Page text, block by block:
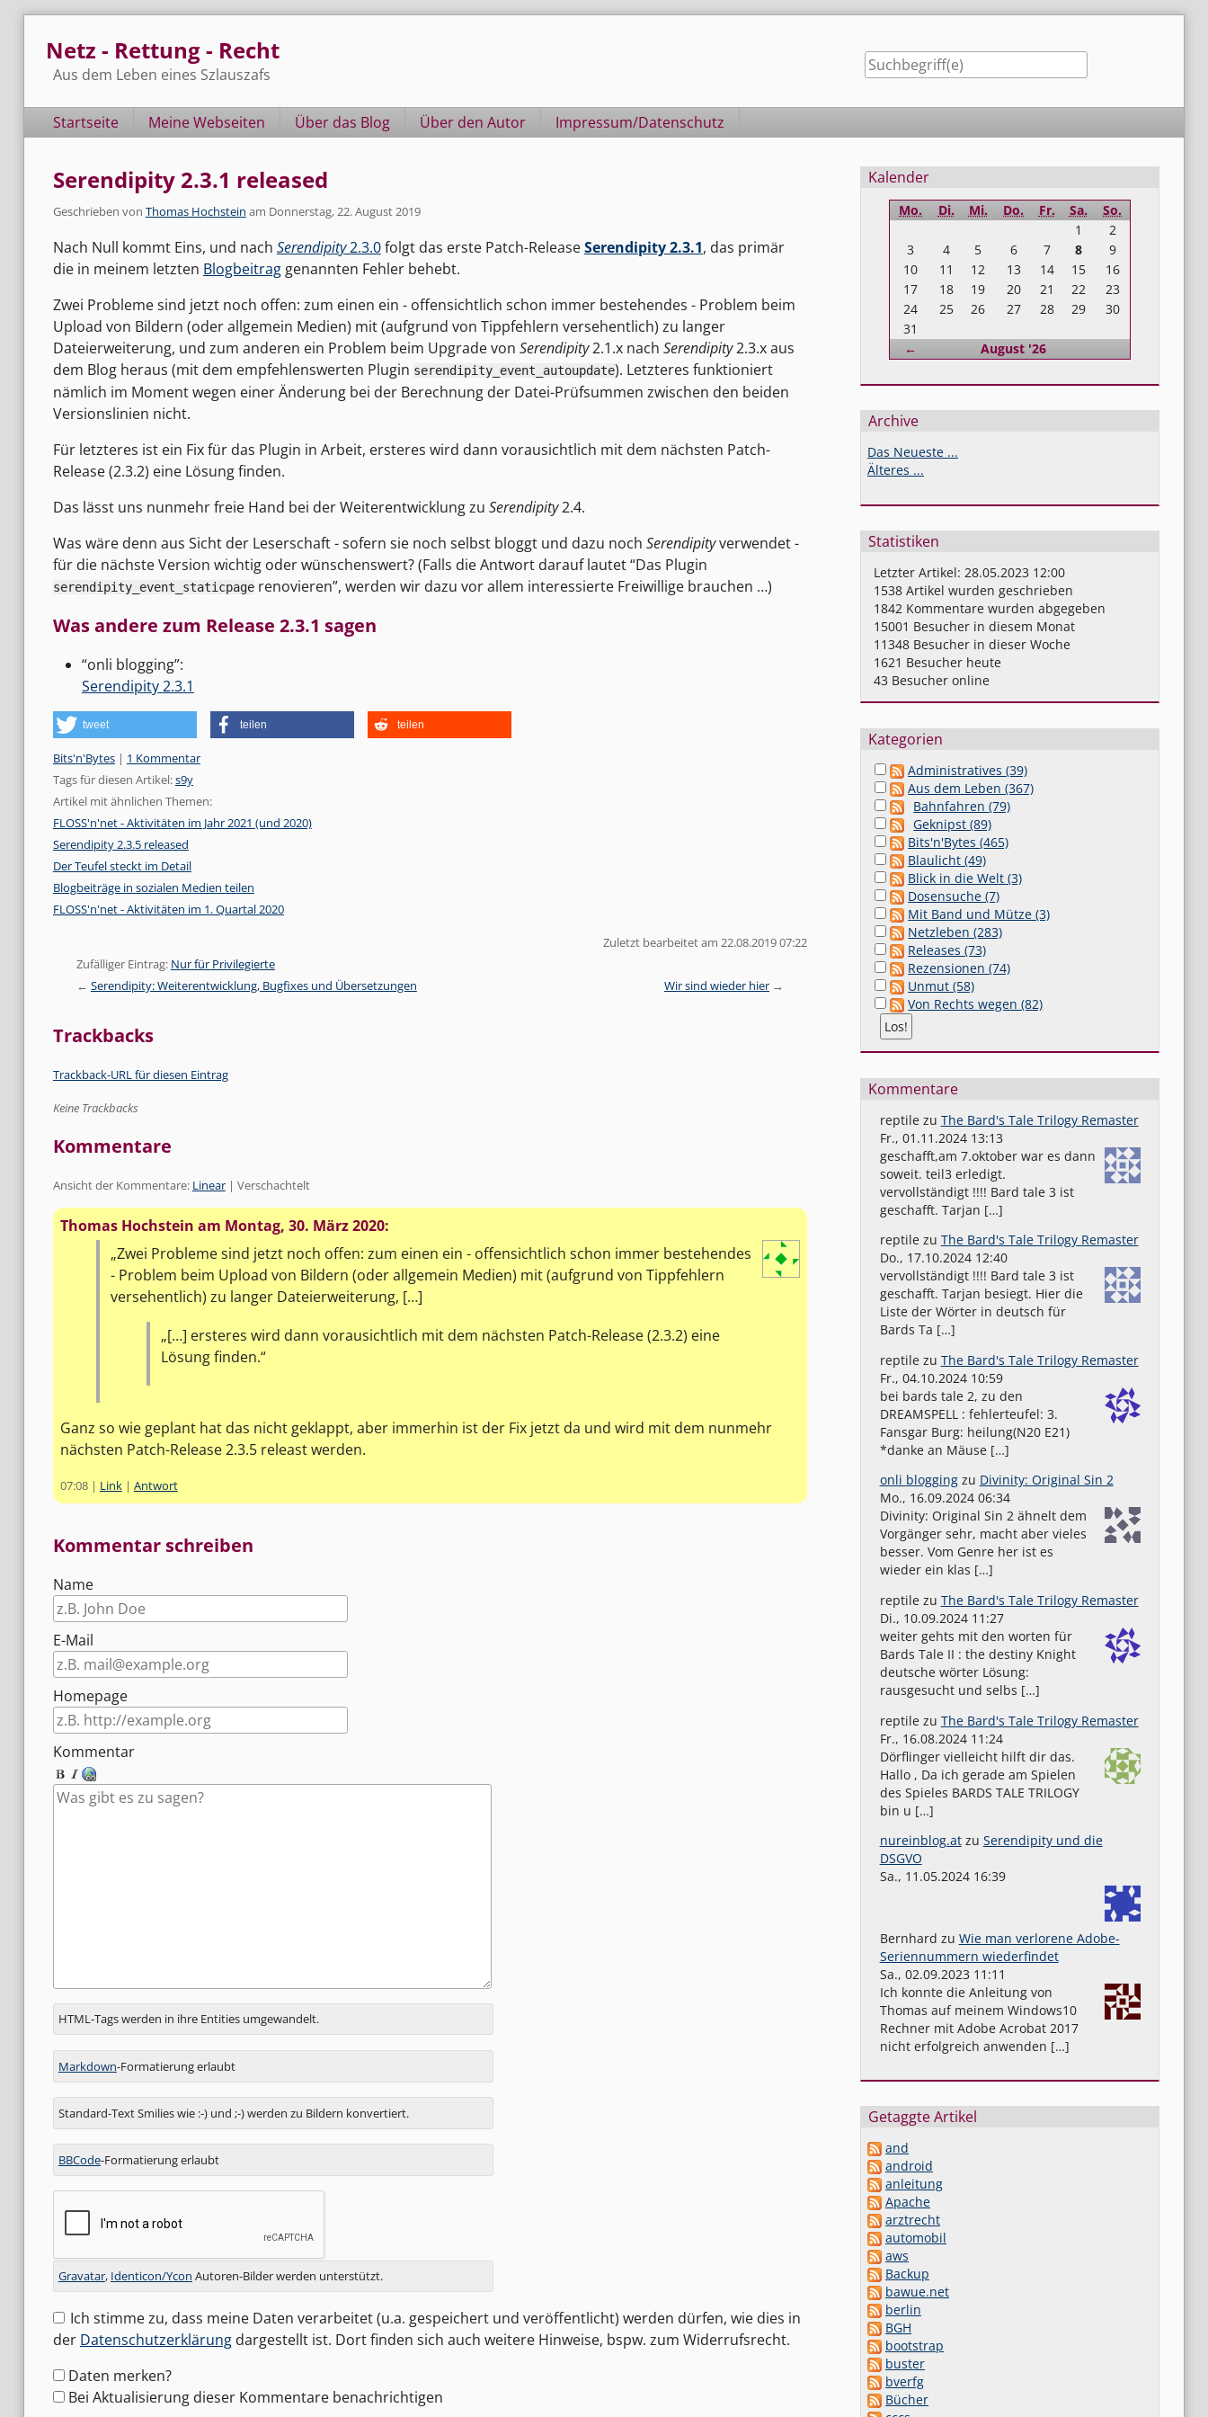
Netz - Rettung - Recht
Aus dem Leben eines Szlauszafs
Navigation
Startseite Meine Webseiten Über das Blog Über den Autor Impressum/Datenschutz
Serendipity 2.3.1 released
Geschrieben von Thomas Hochstein am Donnerstag, 22. August 2019
Nach Null kommt Eins, und nach Serendipity2.3.0folgt das erste Patch-ReleaseSerendipity 2.3.1, das primär
die in meinem letzten Blogbeitraggenannten Fehler behebt.
Zwei Probleme sind jetzt noch offen: zum einen ein - offensichtlich schon immer bestehendes - Problem beim
Upload von Bildern (oder allgemein Medien) mit (aufgrund von Tippfehlern versehentlich) zu langer
Dateierweiterung, und zum anderen ein Problem beim Upgrade von Serendipity2.1.x nach Serendipity2.3.x aus
dem Blog heraus (mit dem empfehlenswerten Plugin serendipity_event_autoupdate). Letzteres funktioniert
nämlich im Moment wegen einer Änderung bei der Berechnung der Datei-Prüfsummen zwischen den beiden
Versionslinien nicht.
Für letzteres ist ein Fix für das Plugin in Arbeit, ersteres wird dann vorausichtlich mit dem nächsten Patch-
Release (2.3.2) eine Lösung finden.
Das lässt uns nunmehr freie Hand bei der Weiterentwicklung zu Serendipity2.4.
Was wäre denn aus Sicht der Leserschaft - sofern sie noch selbst bloggt und dazu noch Serendipityverwendet -
für die nächste Version wichtig oder wünschenswert? (Falls die Antwort darauf lautet “Das Plugin
serendipity_event_staticpagerenovieren”, werden wir dazu vor allem interessierte Freiwillige brauchen …)
Was andere zum Release 2.3.1 sagen
“onli blogging”:
Serendipity 2.3.1
tweet teilen teilen
Kategorien:
Bits'n'Bytes| 1 Kommentar
Tags für diesen Artikel:s9y
Artikel mit ähnlichen Themen:
FLOSS'n'net - Aktivitäten im Jahr 2021 (und 2020)
Serendipity 2.3.5 released
Der Teufel steckt im Detail
Blogbeiträge in sozialen Medien teilen
FLOSS'n'net - Aktivitäten im 1. Quartal 2020
Zuletzt bearbeitet am 22.08.2019 07:22
Zufälliger Eintrag: Nur für Privilegierte
Serendipity: Weiterentwicklung, Bugfixes und Übersetzungen
Wir sind wieder hier
Trackbacks
Trackback-URL für diesen Eintrag
Keine Trackbacks
Kommentare
Ansicht der Kommentare: Linear| Verschachtelt
Thomas Hochstein am Montag, 30. März 2020:
Zwei Probleme sind jetzt noch offen: zum einen ein - offensichtlich schon immer bestehendes
- Problem beim Upload von Bildern (oder allgemein Medien) mit (aufgrund von Tippfehlern
versehentlich) zu langer Dateierweiterung, […]
[…] ersteres wird dann vorausichtlich mit dem nächsten Patch-Release (2.3.2) eine
Lösung finden.
Ganz so wie geplant hat das nicht geklappt, aber immerhin ist der Fix jetzt da und wird mit dem nunmehr
nächsten Patch-Release 2.3.5 releast werden.
07:08| Link| Antwort
Kommentar schreiben
Name
E-Mail
Homepage
Kommentar
Antwort
zu
HTML-Tags werden in ihre Entities umgewandelt.
Markdown-Formatierung erlaubt
Standard-Text Smilies wie :-) und ;-) werden zu Bildern konvertiert.
BBCode-Formatierung erlaubt
Gravatar, Identicon/Ycon Autoren-Bilder werden unterstützt.
Ich stimme zu, dass meine Daten verarbeitet (u.a. gespeichert und veröffentlicht) werden dürfen, wie dies in
der Datenschutzerklärungdargestellt ist. Dort finden sich auch weitere Hinweise, bspw. zum Widerrufsrecht.
Formular-
Optionen
Daten merken?
Bei Aktualisierung dieser Kommentare benachrichtigen
Seitenleiste
Kalender
Mo. Di. Mi. Do. Fr. Sa. So.
← August '26
1
2
3
4 5 6 7 8
9
10
11 12 13 14 15
16
17
18 19 20 21 22
23
24
25 26 27 28 29
30
31
Archive
Das Neueste ...
Älteres ...
Statistiken
Letzter Artikel: 28.05.2023 12:00
1538Artikel wurden geschrieben
1842Kommentare wurden abgegeben
15001 Besucher in diesem Monat
11348Besucher in dieser Woche
1621 Besucher heute
43 Besucher online
Kategorien
Administratives (39)
Aus dem Leben (367)
Bahnfahren (79)
Geknipst (89)
Bits'n'Bytes (465)
Blaulicht (49)
Blick in die Welt (3)
Dosensuche (7)
Mit Band und Mütze (3)
Netzleben (283)
Releases (73)
Rezensionen (74)
Unmut (58)
Von Rechts wegen (82)
Kommentare
reptilezu The Bard's Tale Trilogy Remaster
Fr., 01.11.2024 13:13
geschafft,am 7.oktober war es dann
soweit. teil3 erledigt.
vervollständigt !!!! Bard tale 3 ist
geschafft. Tarjan […]
reptilezu The Bard's Tale Trilogy Remaster
Do., 17.10.2024 12:40
vervollständigt !!!! Bard tale 3 ist
geschafft. Tarjan besiegt. Hier die
Liste der Wörter in deutsch für
Bards Ta […]
reptilezu The Bard's Tale Trilogy Remaster
Fr., 04.10.2024 10:59
bei bards tale 2, zu den
DREAMSPELL : fehlerteufel: 3.
Fansgar Burg: heilung(N20 E21)
*danke an Mäuse […]
onli bloggingzu Divinity: Original Sin 2
Mo., 16.09.2024 06:34
Divinity: Original Sin 2 ähnelt dem
Vorgänger sehr, macht aber vieles
besser. Vom Genre her ist es
wieder ein klas […]
reptilezu The Bard's Tale Trilogy Remaster
Di., 10.09.2024 11:27
weiter gehts mit den worten für
Bards Tale II : the destiny Knight
deutsche wörter Lösung:
rausgesucht und selbs […]
reptilezu The Bard's Tale Trilogy Remaster
Fr., 16.08.2024 11:24
Dörflinger vielleicht hilft dir das.
Hallo , Da ich gerade am Spielen
des Spieles BARDS TALE TRILOGY
bin u […]
nureinblog.atzu Serendipity und die
DSGVO
Sa., 11.05.2024 16:39
Bernhard zu Wie man verlorene Adobe-
Seriennummern wiederfindet
Sa., 02.09.2023 11:11
Ich konnte die Anleitung von
Thomas auf meinem Windows10
Rechner mit Adobe Acrobat 2017
nicht erfolgreich anwenden […]
Getaggte Artikel
and
android
anleitung
Apache
arztrecht
automobil
aws
Backup
bawue.net
berlin
BGH
bootstrap
buster
bverfg
Bücher